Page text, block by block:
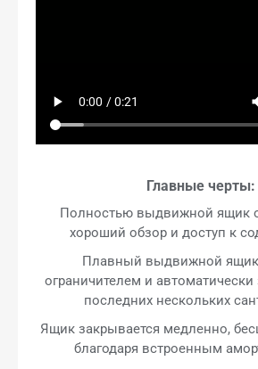
Главные черты:
Полностью выдвижной ящик
хороший обзор и доступ к
Плавный выдвижной
ограничителем и автоматически
последних нескольких
Ящик закрывается медленно,
благодаря встроенным